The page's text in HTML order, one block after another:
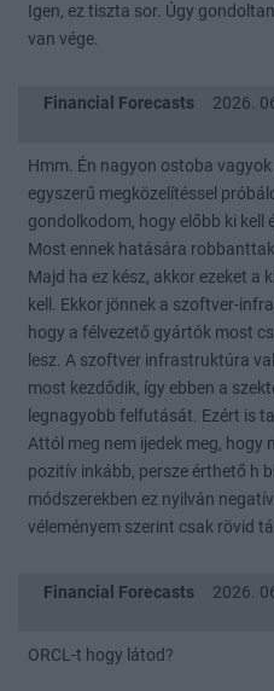
Igen, ez tiszta sor. Úgy
van vége.
Financial Forecasts
2026.
Hmm. Én nagyon ostoba
egyszerű megközelítéssel
gondolkodom, hogy előbb ki
Most ennek hatására
Majd ha ez kész, akkor ezeket
kell. Ekkor jönnek a szoftver-
hogy a félvezető gyártók most
lesz. A szoftver infrastruktúra
most kezdődik, így ebben a
legnagyobb felfutását. Ezért is
Attól meg nem ijedek meg, hogy
pozitív inkább, persze érthető h
módszerekben ez nyilván
véleményem szerint csak rövid
Financial Forecasts
2026.
ORCL-t hogy látod?